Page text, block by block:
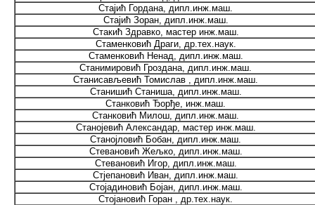
Стајић Гордана, дипл.инж.маш.
Стајић Зоран, дипл.инж.маш.
Стакић Здравко, мастер инж.маш.
Стаменковић Драги, др.тех.наук.
Стаменковић Ненад, дипл.инж.маш.
Станимировић Гроздана, дипл.инж.маш.
Станисављевић Томислав , дипл.инж.маш.
Станишић Станиша, дипл.инж.маш.
Станковић Ђорђе, инж.маш.
Станковић Милош, дипл.инж.маш.
Станојевић Александар, мастер инж.маш.
Станојловић Бобан, дипл.инж.маш.
Стевановић Жељко, дипл.инж.маш.
Стевановић Игор, дипл.инж.маш.
Стјепановић Иван, дипл.инж.маш.
Стојадиновић Бојан, дипл.инж.маш.
Стојановић Горан , др.тех.наук.